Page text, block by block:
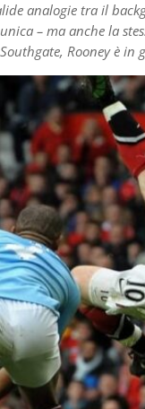
analogie tra il
– ma anche la
Rooney è